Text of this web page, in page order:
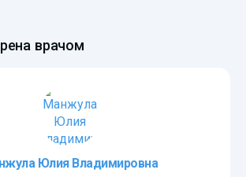
врачом
Юлия Владимировна